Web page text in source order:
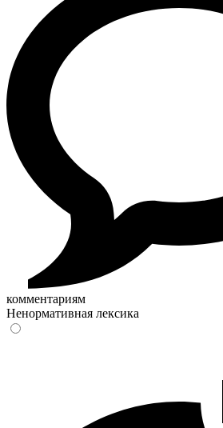
комментариям
Ненормативная лексика